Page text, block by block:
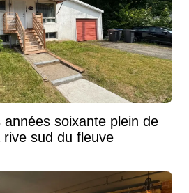
années soixante plein de
sud du fleuve